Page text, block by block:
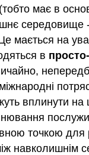
має в
середовище
мається на
в
вплинути на
точкою для
навколишнім